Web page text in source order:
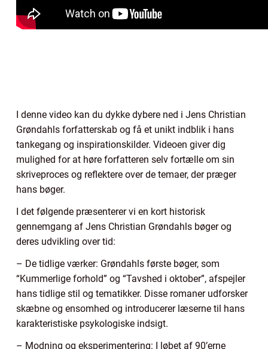
I denne video kan du dykke dybere ned i Jens Christian
Grøndahls forfatterskab og få et unikt indblik i hans
tankegang og inspirationskilder. Videoen giver dig
mulighed for at høre forfatteren selv fortælle om sin
skriveproces og reflektere over de temaer, der præger
hans bøger.
I det følgende præsenterer vi en kort historisk
gennemgang af Jens Christian Grøndahls bøger og
deres udvikling over tid:
– De tidlige værker: Grøndahls første bøger, som
“Kummerlige forhold” og “Tavshed i oktober”, afspejler
hans tidlige stil og tematikker. Disse romaner udforsker
skæbne og ensomhed og introducerer læserne til hans
karakteristiske psykologiske indsigt.
– Modning og eksperimentering: I løbet af 90’erne